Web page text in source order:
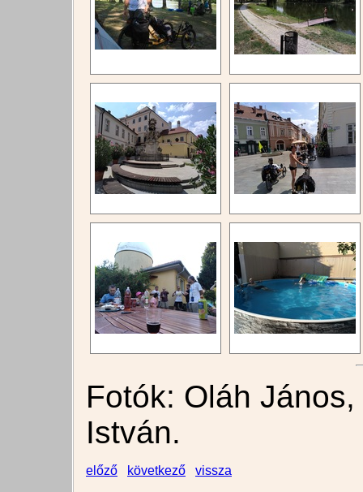
Fotók: Oláh
István.
előző következő vissza